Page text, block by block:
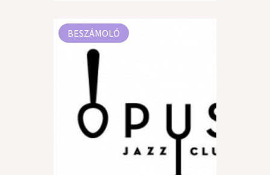
BESZÁMOLÓ